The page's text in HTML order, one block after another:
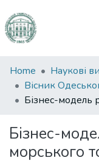
Communities
&
Collections
Statistics
Home
Бізнес-
морського